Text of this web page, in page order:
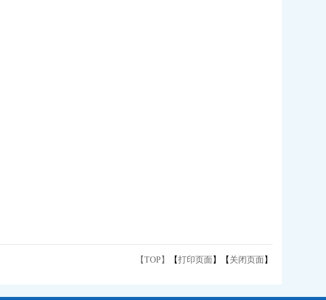
【TOP】 【打印页面 】【 关闭页面 】